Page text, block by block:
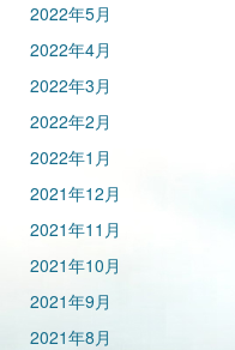
2022年5月
2022年4月
2022年3月
2022年2月
2022年1月
2021年12月
2021年11月
2021年10月
2021年9月
2021年8月